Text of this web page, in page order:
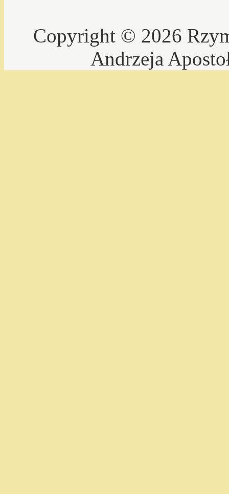
Copyright © 2026
Andrzeja